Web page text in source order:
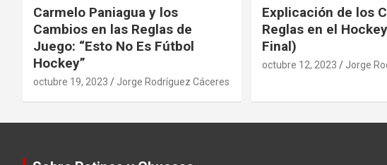
Carmelo Paniagua y los
Cambios en las Reglas de
Juego: “Esto No Es Fútbol
Hockey”
octubre 19, 2023 Jorge Rodríguez Cáceres
Explicación de los
Reglas en el
Final)
octubre 12, 2023 Jorge